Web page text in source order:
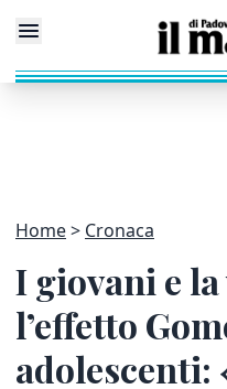
Home Cronaca
I giovani e
l’effetto
adolescenti: